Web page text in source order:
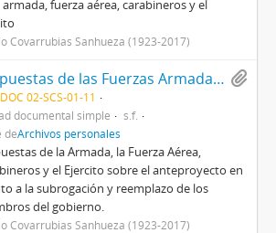
armada, fuerza aérea, carabineros y el
Covarrubias Sanhueza (1923-2017)
Respuestas de las Fuerzas Armadas y Carabineros sobre materia propuesta en el anteproyecto sobre la subrogación y reemplazo de los miembros del gobierno
02-SCS-01-11
documental simple
s.f.
deArchivos personales
de la Armada, la Fuerza Aérea,
y el Ejercito sobre el anteproyecto en
a la subrogación y reemplazo de los
del gobierno.
Covarrubias Sanhueza (1923-2017)